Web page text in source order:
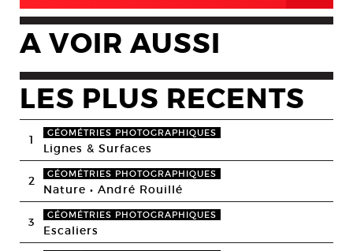
A VOIR AUSSI
LES PLUS RECENTS
1 GÉOMÉTRIES PHOTOGRAPHIQUES
Lignes & Surfaces
2 GÉOMÉTRIES PHOTOGRAPHIQUES
Nature • André Rouillé
3 GÉOMÉTRIES PHOTOGRAPHIQUES
Escaliers